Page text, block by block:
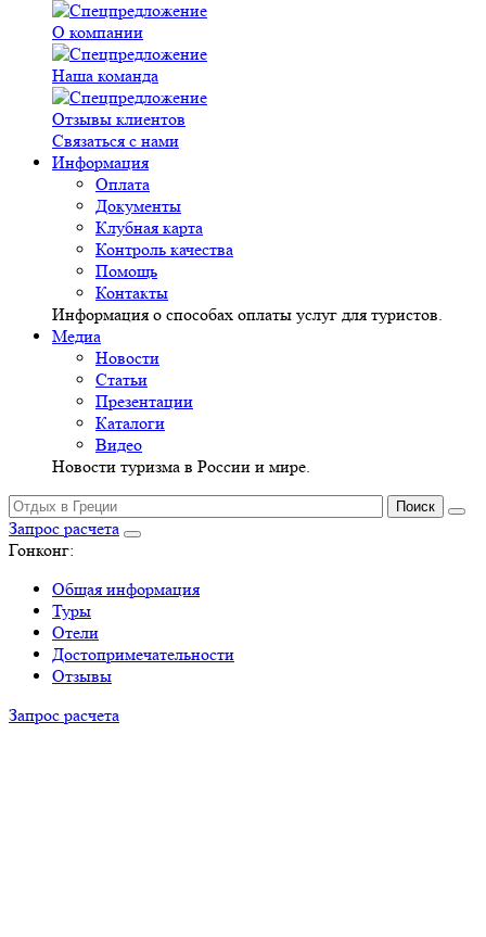
О компании
Наша команда
Отзывы клиентов
Связаться с нами
Информация
Оплата
Документы
Клубная карта
Контроль качества
Помощь
Контакты
Информация о способах оплаты услуг для туристов.
Медиа
Новости
Статьи
Презентации
Каталоги
Видео
Новости туризма в России и мире.
Запрос расчета
Гонконг:
Общая информация
Туры
Отели
Достопримечательности
Отзывы
Запрос расчета